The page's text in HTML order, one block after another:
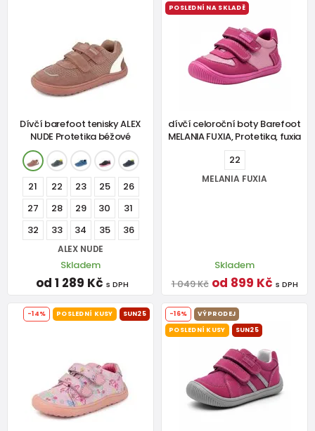
Dívčí barefoot tenisky ALEX
NUDE Protetika béžové
21 22 23 25
26
27
28 29 30
31
32
33 34 35 36
ALEX NUDE
Skladem
od 1 289 Kč s DPH
POSLEDNÍ NA SKLADĚ
dívčí celoroční boty Barefoot
MELANIA FUXIA, Protetika, fuxia
22
MELANIA FUXIA
Skladem
1 049 Kč od 899 Kč s DPH
-14% POSLEDNÍ KUSY SUN25 -16%
VÝPRODEJ
POSLEDNÍ KUSY
SUN25